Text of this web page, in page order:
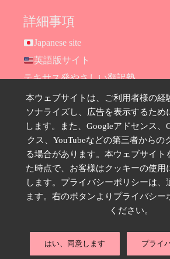
詳細事項
Japanese site
英語版サイト
テキサス発やさしい翻訳塾
Hana Ransom Shop
Site map
お問い合わせ
プライバシーポリシー
特定商取引法に基づく表示
SNSのフォローはこちら
本ウェブサイトは、ご利用者様の経
ソナライズし、広告を表示するため
します。また、Googleアドセンス、
クス、YouTubeなどの第三者からの
る場合があります。本ウェブサイト
た時点で、お客様はクッキーの使用
します。プライバシーポリシーは、
ます。右のボタンよりプライバシー
ください。
はい、同意します プライ